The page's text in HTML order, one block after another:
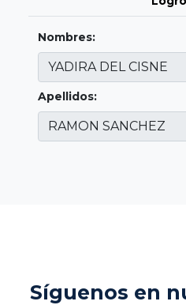
Nombres:
Apellidos:
Síguenos en